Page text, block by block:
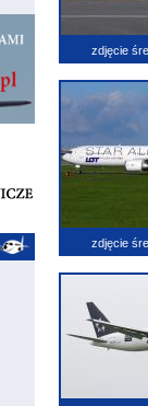
zdjęcie
zdjęcie